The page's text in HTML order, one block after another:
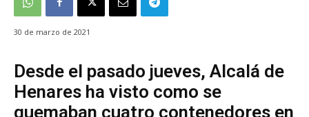
30 de marzo de 2021
Desde el pasado jueves, Alcalá de
Henares ha visto como se
quemaban cuatro contenedores en